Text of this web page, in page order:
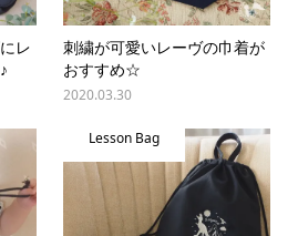
レ
刺繍が可愛いレーヴの巾着が
おすすめ☆
2020.03.30
Lesson Bag